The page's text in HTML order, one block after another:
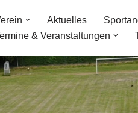
Aktuelles
& Veranstaltungen